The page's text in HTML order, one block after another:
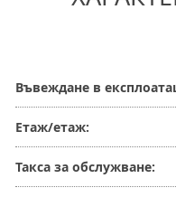
Въвеждане в
Етаж/етаж:
Такса за обслужване: